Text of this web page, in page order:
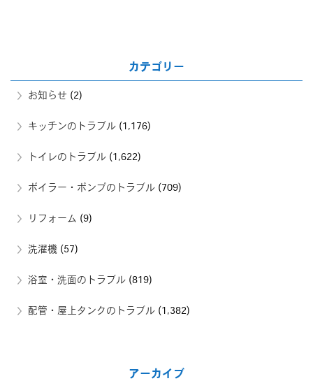
カテゴリー
お知らせ (2)
キッチンのトラブル (1,176)
トイレのトラブル (1,622)
ボイラー・ポンプのトラブル (709)
リフォーム (9)
洗濯機 (57)
浴室・洗面のトラブル (819)
配管・屋上タンクのトラブル (1,382)
アーカイブ